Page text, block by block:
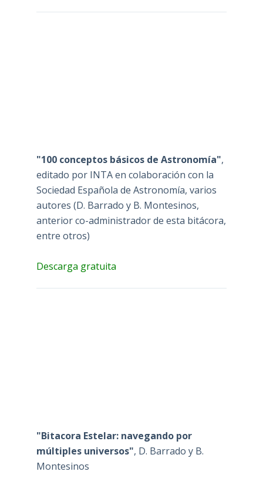
"100 conceptos básicos de Astronomía",
editado por INTA en colaboración con la
Sociedad Española de Astronomía, varios
autores (D. Barrado y B. Montesinos,
anterior co-administrador de esta bitácora,
entre otros)
Descarga gratuita
"Bitacora Estelar: navegando por
múltiples universos", D. Barrado y B.
Montesinos